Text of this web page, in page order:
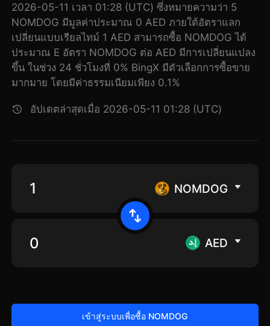
2026-05-11 เวลา 01:28 (UTC) ซึ่งหมายความว่า 5
NOMDOG มีมูลค่าประมาณ 0 AED ภายใต้อัตราแลก
เปลี่ยนแบบเรียลไทม์ 1 AED สามารถซื้อ NOMDOG ได้
ประมาณ E อัตรา NOMDOG ต่อ AED มีการเปลี่ยนแปลง
ขึ้น ในช่วง 24 ชั่วโมงที่ 0% BingX มีตัวเลือกการซื้อขาย
มากมาย โดยมีค่าธรรมเนียมเพียง 0.1%
อัปเดตล่าสุดเมื่อ 2026-05-11 01:28 (UTC)
NOMDOG
AED
เข้าสู่ระบบเพื่อซื้อ NOMDOG